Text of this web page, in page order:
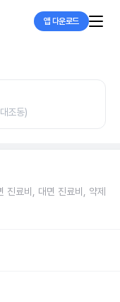
앱 다운로드
조동)
진료비, 대면 진료비, 약제